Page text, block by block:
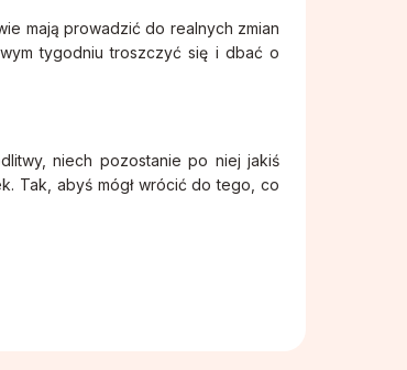
mają prowadzić do realnych zmian
tygodniu troszczyć się i dbać o
niech pozostanie po niej jakiś
Tak, abyś mógł wrócić do tego, co